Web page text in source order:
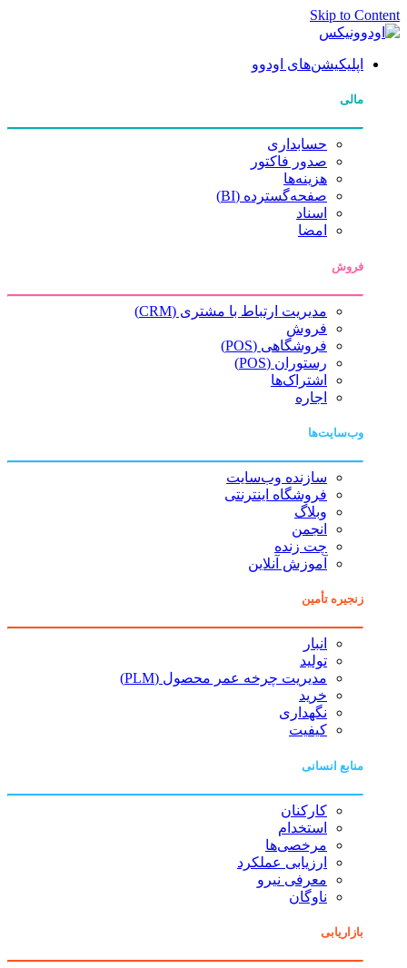
Skip to Content
اپلیکیشن‌های اودوو
مالی
حسابداری
صدور فاکتور
هزینه‌ها
صفحه‌گسترده (BI)
اسناد
امضا
فروش
مدیریت ارتباط با مشتری (CRM)
فروش
فروشگاهی (POS)
رستوران (POS)
اشتراک‌ها
اجاره
وب‌سایت‌ها
سازنده وب‌سایت
فروشگاه اینترنتی
وبلاگ
انجمن
چت زنده
آموزش آنلاین
زنجیره تأمین
انبار
تولید
مدیریت چرخه عمر محصول (PLM)
خرید
نگهداری
کیفیت
منابع انسانی
کارکنان
استخدام
مرخصی‌ها
ارزیابی عملکرد
معرفی نیرو
ناوگان
بازاریابی